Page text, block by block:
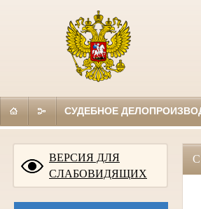
СУДЕБНОЕ
ВЕРСИЯ ДЛЯ
СЛАБОВИДЯЩИХ